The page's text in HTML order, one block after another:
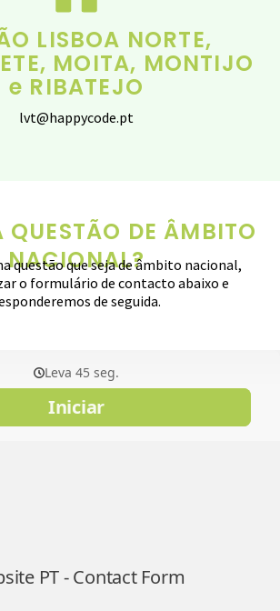
LISBOA NORTE,
MOITA, MONTIJO
e RIBATEJO
lvt@happycode.pt
QUESTÃO DE ÂMBITO
NACIONAL?
questão que seja de âmbito nacional,
o formulário de contacto abaixo e
de seguida.